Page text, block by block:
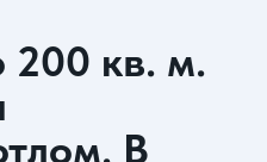
кв. м.
В